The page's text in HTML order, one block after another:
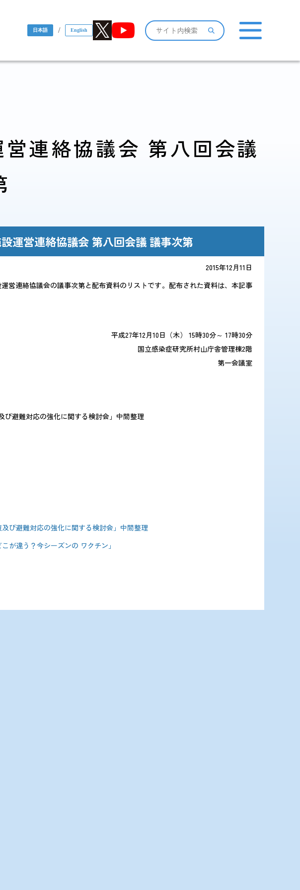
日本語 / English
育成関係
連絡協議会 第八回会議
運営連絡協議会 第八回会議 議事次第
2015年12月11日
営連絡協議会の議事次第と配布資料のリストです。配布された資料は、本記事
平成27年12月10日（木） 15時30分～ 17時30分
国立感染症研究所村山庁舎管理棟2階
第一会議室
び避難対応の強化に関する検討会」中間整理
び避難対応の強化に関する検討会」中間整理
が違う？今シーズンの ワクチン」